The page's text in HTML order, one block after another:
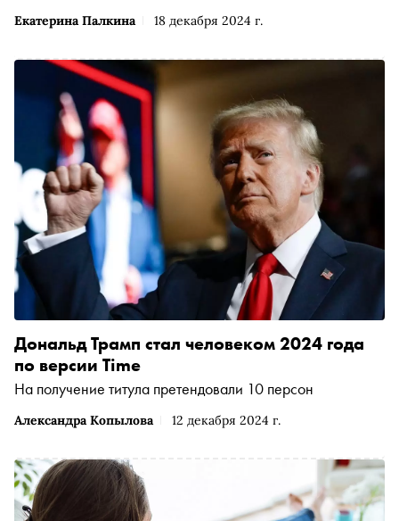
Екатерина Палкина 18 декабря 2024 г.
Александра Копылова 12 декабря 2024 г.
Дональд Трамп стал человеком 2024 года
по версии Time
На получение титула претендовали 10 персон